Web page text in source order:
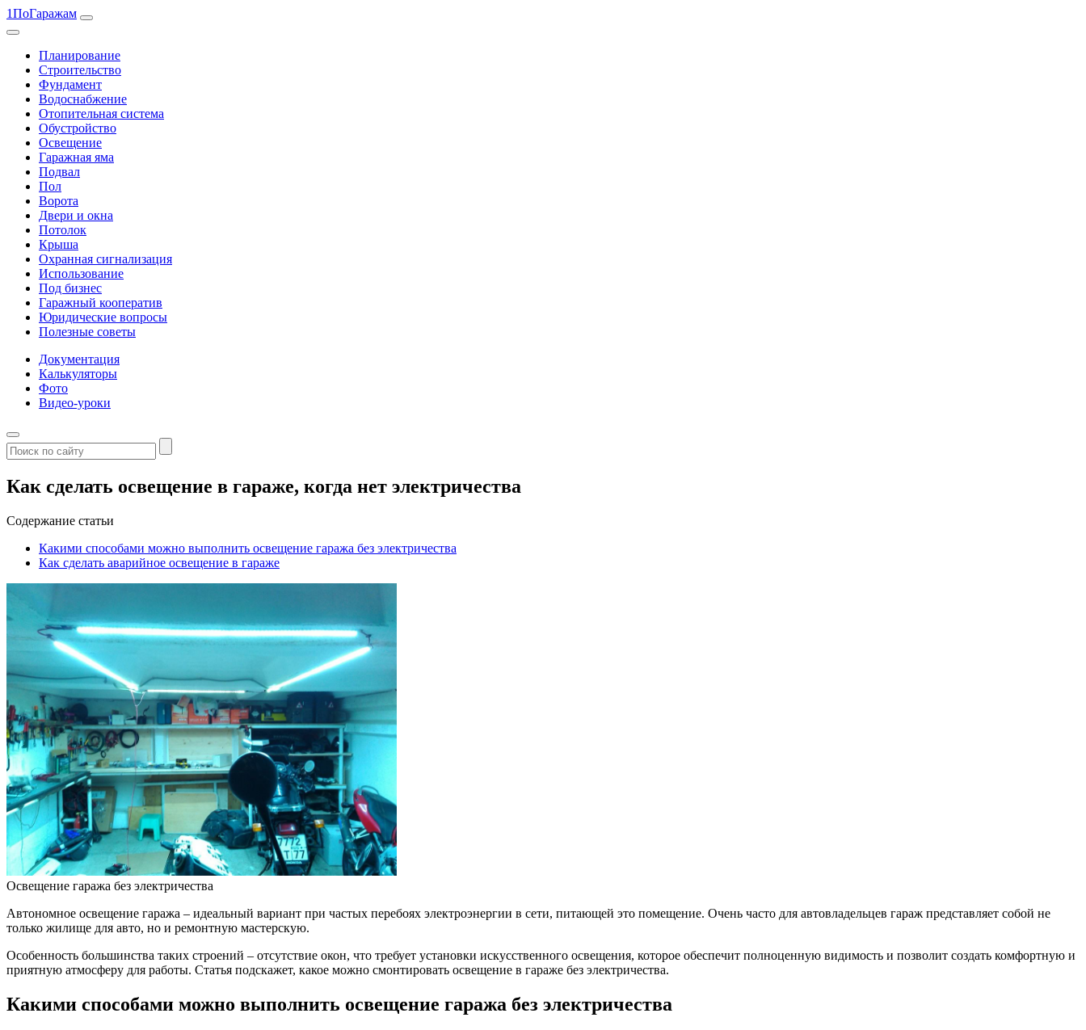
1ПоГаражам
Планирование
Строительство
Фундамент
Водоснабжение
Отопительная система
Обустройство
Освещение
Гаражная яма
Подвал
Пол
Ворота
Двери и окна
Потолок
Крыша
Охранная сигнализация
Использование
Под бизнес
Гаражный кооператив
Юридические вопросы
Полезные советы
Документация
Калькуляторы
Фото
Видео-уроки
Как сделать освещение в гараже, когда нет электричества
Содержание статьи
Какими способами можно выполнить освещение гаража без электричества
Как сделать аварийное освещение в гараже
Освещение гаража без электричества
Автономное освещение гаража – идеальный вариант при частых перебоях электроэнергии в сети, питающей это помещение. Очень часто для автовладельцев гараж представляет собой не
только жилище для авто, но и ремонтную мастерскую.
Особенность большинства таких строений – отсутствие окон, что требует установки искусственного освещения, которое обеспечит полноценную видимость и позволит создать комфортную и
приятную атмосферу для работы. Статья подскажет, какое можно смонтировать освещение в гараже без электричества.
Какими способами можно выполнить освещение гаража без электричества